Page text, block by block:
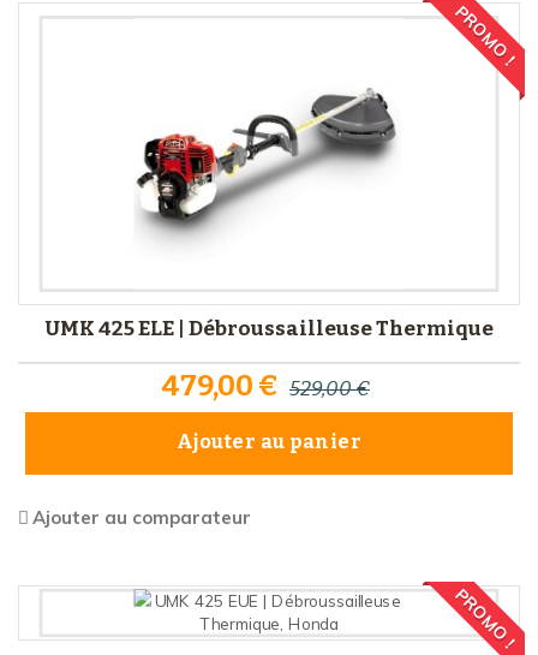
PROMO !
UMK 425 ELE | Débroussailleuse Thermique
479,00 € 529,00 €
Ajouter au panier
Ajouter au comparateur
PROMO !